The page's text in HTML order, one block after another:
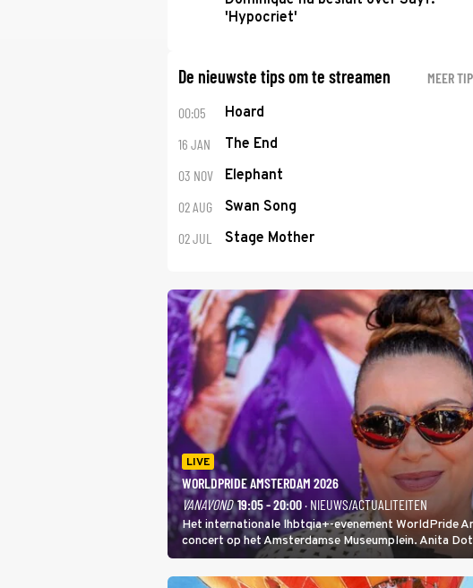
'Hypocriet'
De nieuwste tips om te streamen MEER
00:05 Hoard
16 JAN The End
03 NOV Elephant
02 AUG Swan Song
02 JUL Stage Mother
LIVE
WORLDPRIDE AMSTERDAM 2026
VANAVOND 19:05 - 20:00· NIEUWS/ACTUALITEITEN
Het internationale lhbtqia+-evenement WorldPride
concert op het Amsterdamse Museumplein. Anita
In de jaren 90 veroverde ze de wereld als zangeres